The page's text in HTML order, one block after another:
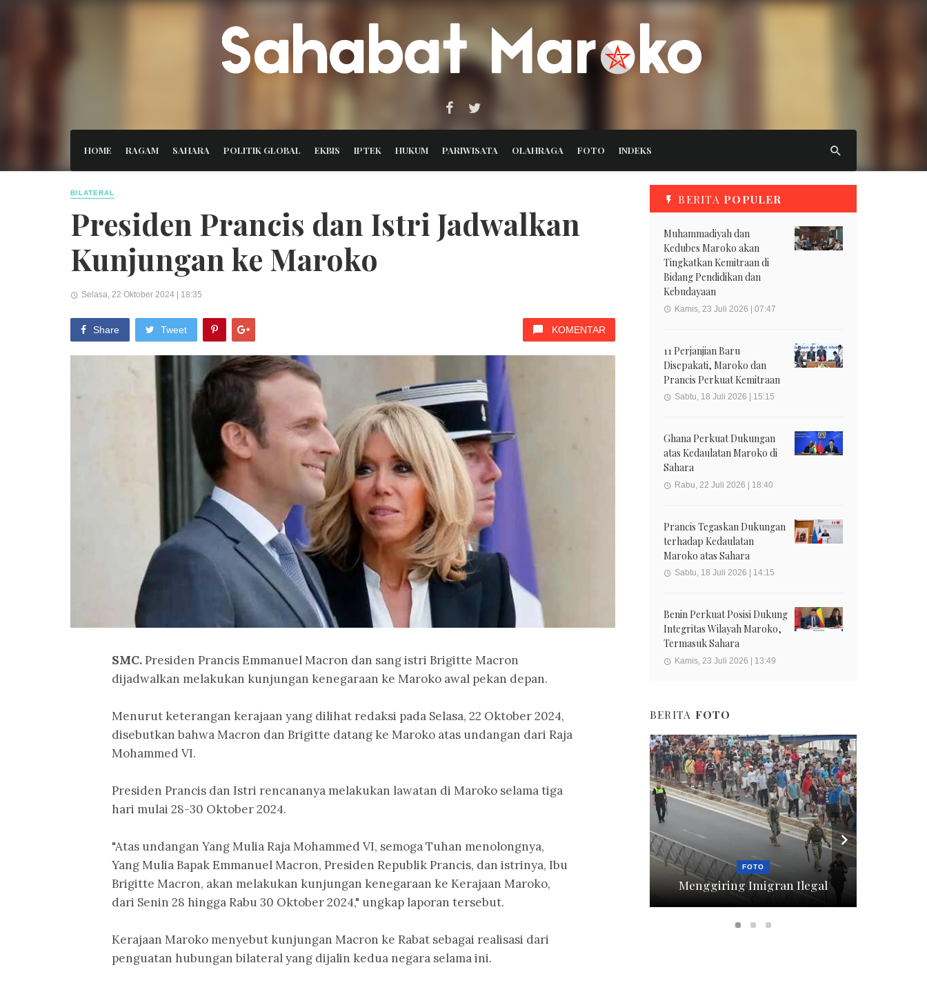
HOME RAGAM SAHARA POLITIK GLOBAL EKBIS IPTEK HUKUM PARIWISATA OLAHRAGA FOTO INDEKS
BILATERAL
Presiden Prancis dan Istri Jadwalkan
Kunjungan ke Maroko
Selasa, 22 Oktober 2024 | 18:35
Share Tweet KOMENTAR
SMC. Presiden Prancis Emmanuel Macron dan sang istri Brigitte Macron
dijadwalkan melakukan kunjungan kenegaraan ke Maroko awal pekan depan.
Menurut keterangan kerajaan yang dilihat redaksi pada Selasa, 22 Oktober 2024,
disebutkan bahwa Macron dan Brigitte datang ke Maroko atas undangan dari Raja
Mohammed VI.
Presiden Prancis dan Istri rencananya melakukan lawatan di Maroko selama tiga
hari mulai 28-30 Oktober 2024.
"Atas undangan Yang Mulia Raja Mohammed VI, semoga Tuhan menolongnya,
Yang Mulia Bapak Emmanuel Macron, Presiden Republik Prancis, dan istrinya, Ibu
Brigitte Macron, akan melakukan kunjungan kenegaraan ke Kerajaan Maroko,
dari Senin 28 hingga Rabu 30 Oktober 2024," ungkap laporan tersebut.
Kerajaan Maroko menyebut kunjungan Macron ke Rabat sebagai realisasi dari
penguatan hubungan bilateral yang dijalin kedua negara selama ini.
BERITA POPULER
Muhammadiyah dan
Kedubes Maroko akan
Tingkatkan Kemitraan di
Bidang Pendidikan dan
Kebudayaan
Kamis, 23 Juli 2026 | 07:47
11 Perjanjian Baru
Disepakati, Maroko dan
Prancis Perkuat Kemitraan
Sabtu, 18 Juli 2026 | 15:15
Ghana Perkuat Dukungan
atas Kedaulatan Maroko di
Sahara
Rabu, 22 Juli 2026 | 18:40
Prancis Tegaskan Dukungan
terhadap Kedaulatan
Maroko atas Sahara
Sabtu, 18 Juli 2026 | 14:15
Benin Perkuat Posisi Dukung
Integritas Wilayah Maroko,
Termasuk Sahara
Kamis, 23 Juli 2026 | 13:49
BERITA FOTO
FOTO
Menggiring Imigran Ilegal